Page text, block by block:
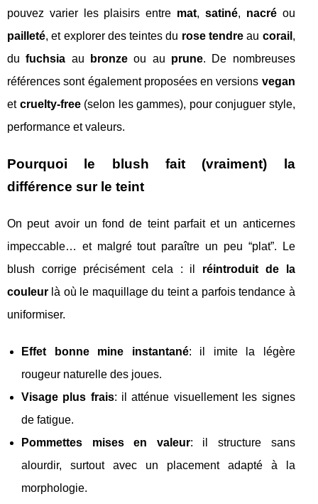
pouvez varier les plaisirs entre mat, satiné, nacréou
pailleté, et explorer des teintes du rose tendre au corail ,
dufuchsia au bronzeou au prune. De nombreuses
références sont également proposées en versions vegan
et cruelty-free(selon les gammes), pour conjuguer style,
performance et valeurs.
Pourquoi le blush fait (vraiment) la
différence sur le teint
On peut avoir un fond de teint parfait et un anticernes
impeccable… et malgré tout paraître un peu “plat”. Le
blush corrige précisément cela : il réintroduit de la
couleur là où le maquillage du teint a parfois tendance à
uniformiser.
Effet bonne mine instantané: il imite la légère
rougeur naturelle des joues.
Visage plus frais: il atténue visuellement les signes
de fatigue.
Pommettes mises en valeur: il structure sans
alourdir, surtout avec un placement adapté à la
morphologie.